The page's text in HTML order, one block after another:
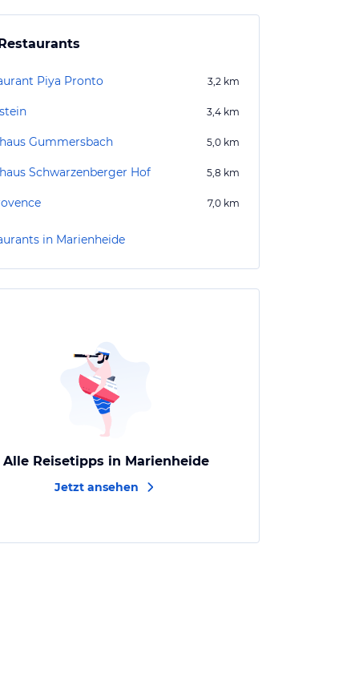
Piya Pronto 3,2 km
3,4 km
Gummersbach 5,0 km
Schwarzenberger Hof 5,8 km
7,0 km
in Marienheide
Alle Reisetipps in Marienheide
Jetzt ansehen